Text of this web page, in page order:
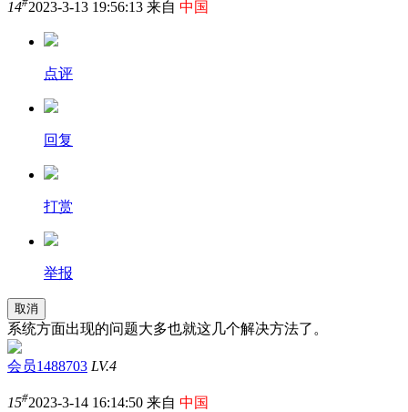
14 2023-3-13 19:56:13 来自 中国
点评
回复
打赏
举报
取消
系统方面出现的问题大多也就这几个解决方法了。
会员1488703 LV.4
15#2023-3-14 16:14:50 来自 中国